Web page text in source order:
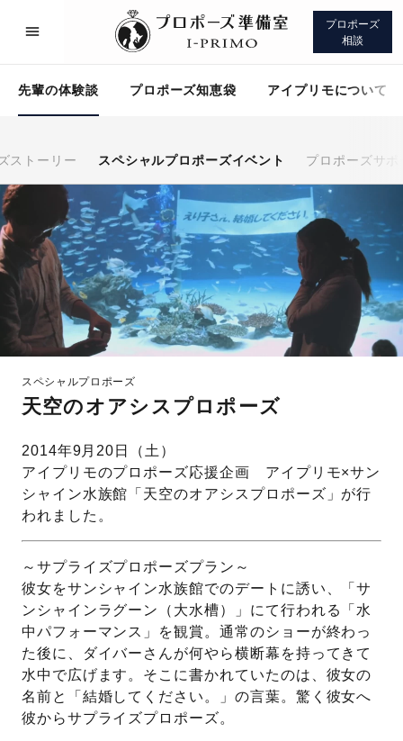
プロポーズ
相談
先輩の体験談 プロポーズ知恵袋 アイプリモについて
ストーリー スペシャルプロポーズイベント プロポーズサポ
スペシャルプロポーズ
天空のオアシスプロポーズ
2014年9月20日（土）
アイプリモのプロポーズ応援企画 アイプリモ×サン
シャイン水族館「天空のオアシスプロポーズ」が行
われました。
～サプライズプロポーズプラン～
彼女をサンシャイン水族館でのデートに誘い、「サ
ンシャインラグーン（大水槽）」にて行われる「水
中パフォーマンス」を観賞。通常のショーが終わっ
た後に、ダイバーさんが何やら横断幕を持ってきて
水中で広げます。そこに書かれていたのは、彼女の
名前と「結婚してください。」の言葉。驚く彼女へ
彼からサプライズプロポーズ。
プロポーズサポート 先輩の体験談
プロポーズ知恵袋 アイプリモについて
プロポーズサポート
プロポーズサポートの流れ
スペシャルプロポーズイベント
プロポーズアイテム
おすすめの婚約指輪
パーフェクトプロポーズリング ®
先輩の体験談
プロポーズ知恵袋
プロポーズ意識調査結果一覧
婚約指輪選び方ガイド
ダイヤモンドの品質とは？
アイプリモについて
ニュース
婚約指輪のご購入と
プロポーズのご相談